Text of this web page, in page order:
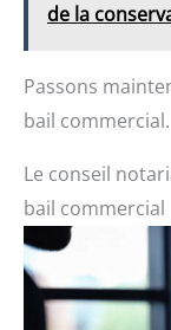
de la
Passons
bail commercial.
Le conseil
bail commercial